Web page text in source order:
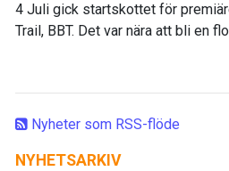
Nyheter som RSS-flöde
NYHETSARKIV
4 Juli gick startskottet för
Trail, BBT. Det var nära att bli en